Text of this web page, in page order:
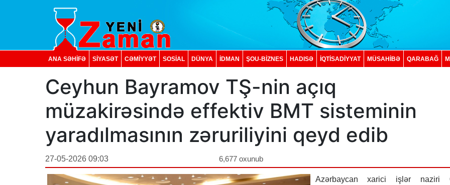
ANA SƏHİFƏ SİYASƏT CƏMİYYƏT SOSIAL DÜNYA İDMAN ŞOU-BİZNES HADISƏ İQTISADIYYAT MÜSAHİBƏ QARABAĞ
Ceyhun Bayramov TŞ-nin açıq
müzakirəsində effektiv BMT sisteminin
yaradılmasının zəruriliyini qeyd edib
27-05-2026 09:03 6,677 oxunub
Azərbaycan xarici işlər naziri